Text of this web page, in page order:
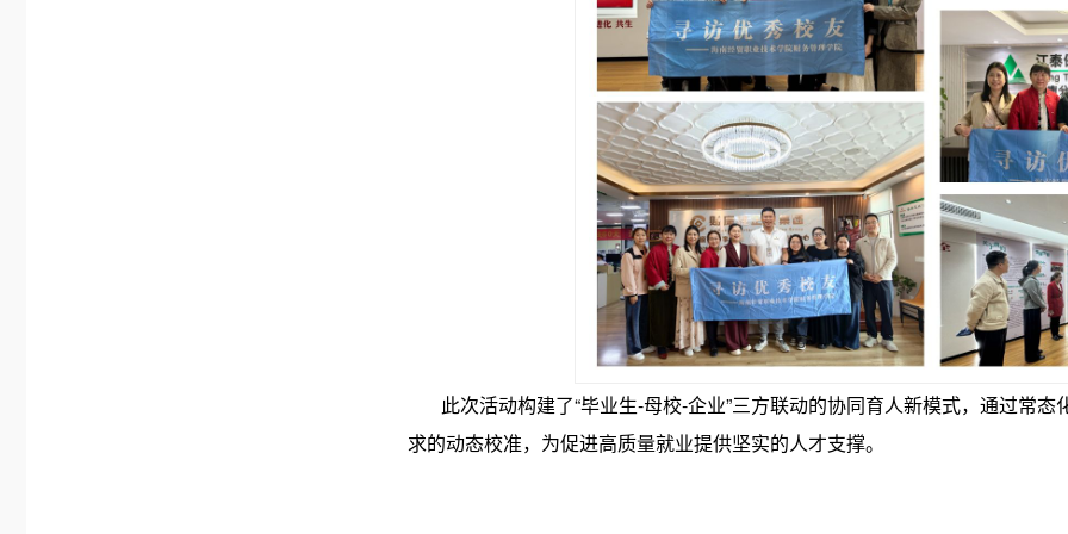
此次活动构建了“毕业生-母校-企业”三方联动的协同育人新模式，通过常态
求的动态校准，为促进高质量就业提供坚实的人才支撑。